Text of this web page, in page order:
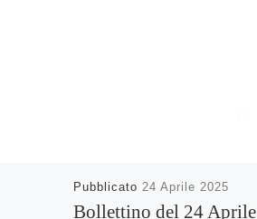
Pubblicato 24 Aprile 2025
Bollettino del 24 Aprile